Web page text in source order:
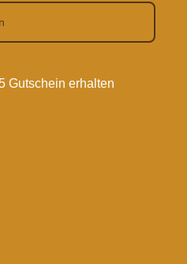
Gutschein erhalten